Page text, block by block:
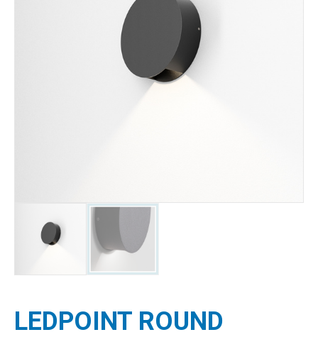
BORNE EN ALUMINIUM H800 -
BRICK N°3
LEDPOINT ROUND